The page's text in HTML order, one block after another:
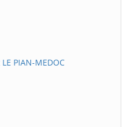
PIAN-MEDOC